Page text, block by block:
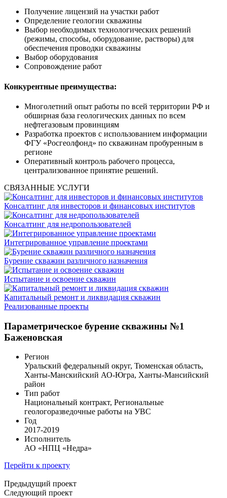
Получение лицензий на участки работ
Определение геологии скважины
Выбор необходимых технологических решений
(режимы, способы, оборудование, растворы) для
обеспечения проводки скважины
Выбор оборудования
Сопровождение работ
Конкурентные преимущества:
Многолетний опыт работы по всей территории РФ и
обширная база геологических данных по всем
нефтегазовым провинциям
Разработка проектов с использованием информации
ФГУ «Росгеолфонд» по скважинам пробуренным в
регионе
Оперативный контроль рабочего процесса,
централизованное принятие решений.
СВЯЗАННЫЕ УСЛУГИ
Консалтинг для инвесторов и финансовых институтов
Консалтинг для недропользователей
Интегрированное управление проектами
Бурение скважин различного назначения
Испытание и освоение скважин
Капитальный ремонт и ликвидация скважин
Реализованные проекты
Параметрическое бурение скважины №1
Баженовская
Регион
Уральский федеральный округ, Тюменская область,
Ханты-Манскийский АО-Югра, Ханты-Мансийский
район
Тип работ
Национальный контракт, Региональные
геологоразведочные работы на УВС
Год
2017-2019
Исполнитель
АО «НПЦ «Недра»
Перейти к проекту
Предыдущий проект
Следующий проект